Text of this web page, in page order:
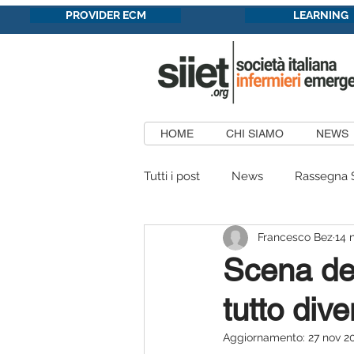
PROVIDER ECM LEARNING
HOME CHI SIAMO NEWS
Tutti i post News Rassegna
Formazione in convenzione
Patrocini Concessi Aree
Scena
tutto
Francesco Bez14
Aggiornamento: 27 nov